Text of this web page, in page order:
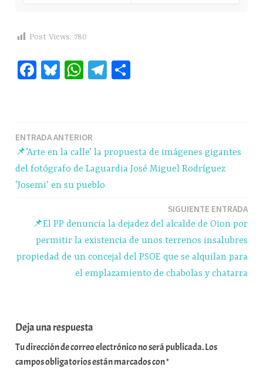
Post Views: 780
Fa Bl W
pp
Te
m rti
r
Navegación
de
entradas
ENTRADA ANTERIOR
📌’Arte en la calle’ la propuesta de imágenes gigantes
del fotógrafo de Laguardia José Miguel Rodríguez
‘Josemi’ en su pueblo
SIGUIENTE ENTRADA
📌El PP denuncia la dejadez del alcalde de Oion por
permitir la existencia de unos terrenos insalubres
propiedad de un concejal del PSOE que se alquilan para
el emplazamiento de chabolas y chatarra
Deja una respuesta
Tu dirección de correo electrónico no será publicada.Los
campos obligatorios están marcados con*